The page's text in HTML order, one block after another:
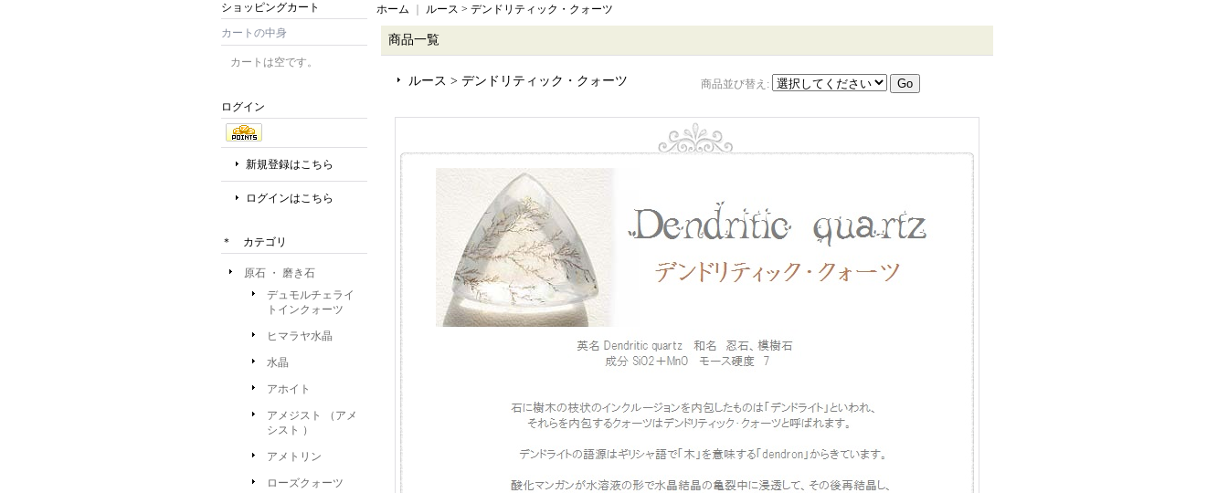
ショッピングカート
カートの中身
カートは空です。
ログイン
新規登録はこちら
ログインはこちら
＊ カテゴリ
原石 ・ 磨き石
デュモルチェライ
トインクォーツ
ヒマラヤ水晶
水晶
アホイト
アメジスト （アメ
シスト ）
アメトリン
ローズクォーツ
ホーム ルース > デンドリティック・クォーツ
商品一覧
ルース > デンドリティック・クォーツ 商品並び替え :